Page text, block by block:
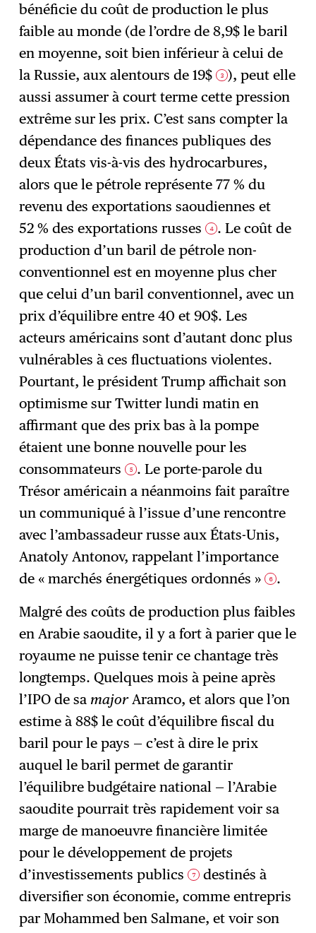
bénéficie du coût de production le plus
faible au monde (de l’ordre de 8,9$ le baril
en moyenne, soit bien inférieur à celui de
la Russie, aux alentours de 19$ 3 ), peut elle
aussi assumer à court terme cette pression
extrême sur les prix. C’est sans compter la
dépendance des finances publiques des
deux États vis-à-vis des hydrocarbures,
alors que le pétrole représente 77 % du
revenu des exportations saoudiennes et
52 % des exportations russes 4 . Le coût de
production d’un baril de pétrole non-
conventionnel est en moyenne plus cher
que celui d’un baril conventionnel, avec un
prix d’équilibre entre 40 et 90$. Les
acteurs américains sont d’autant donc plus
vulnérables à ces fluctuations violentes.
Pourtant, le président Trump affichait son
optimisme sur Twitter lundi matin en
affirmant que des prix bas à la pompe
étaient une bonne nouvelle pour les
consommateurs 5 . Le porte-parole du
Trésor américain a néanmoins fait paraître
un communiqué à l’issue d’une rencontre
avec l’ambassadeur russe aux États-Unis,
Anatoly Antonov, rappelant l’importance
de « marchés énergétiques ordonnés » 6 .
Malgré des coûts de production plus faibles
en Arabie saoudite, il y a fort à parier que le
royaume ne puisse tenir ce chantage très
longtemps. Quelques mois à peine après
l’IPO de sa majorAramco, et alors que l’on
estime à 88$ le coût d’équilibre fiscal du
baril pour le pays — c’est à dire le prix
auquel le baril permet de garantir
l’équilibre budgétaire national — l’Arabie
saoudite pourrait très rapidement voir sa
marge de manoeuvre financière limitée
pour le développement de projets
d’investissements publics 7
destinés à
diversifier son économie, comme entrepris
par Mohammed ben Salmane, et voir son